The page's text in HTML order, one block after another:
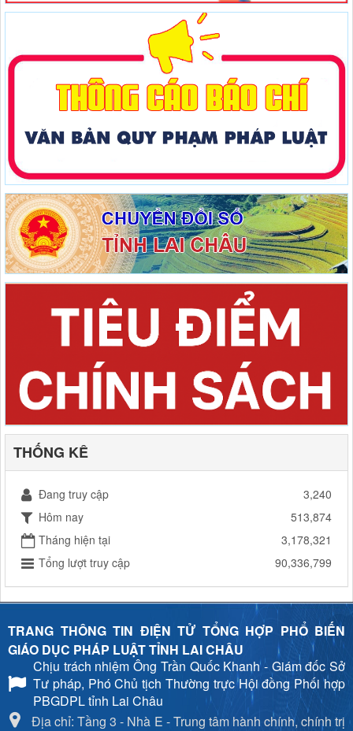
THỐNG KÊ
Đang truy cập
3,240
Hôm nay
513,874
Tháng hiện tại
3,178,321
Tổng lượt truy cập
90,336,799
TRANG THÔNG TIN ĐIỆN TỬ TỔNG HỢP PHỔ BIẾN
GIÁO DỤC PHÁP LUẬT TỈNH LAI CHÂU
Chịu trách nhiệmÔng Trần Quốc Khanh - Giám đốc Sở
Tư pháp, Phó Chủ tịch Thường trực Hội đồng Phối hợp
PBGDPL tỉnh Lai Châu
Địa chỉ: Tầng 3 - Nhà E - Trung tâm hành chính, chính trị